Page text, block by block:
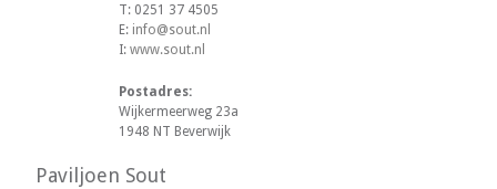
T: 0251 37 4505
E: info@sout.nl
I: www.sout.nl
Postadres:
Wijkermeerweg 23a
1948 NT Beverwijk
Paviljoen Sout